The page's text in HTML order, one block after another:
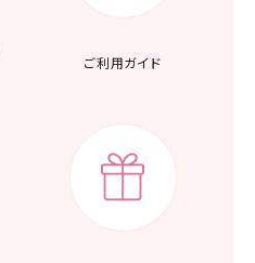
ご利用ガイド